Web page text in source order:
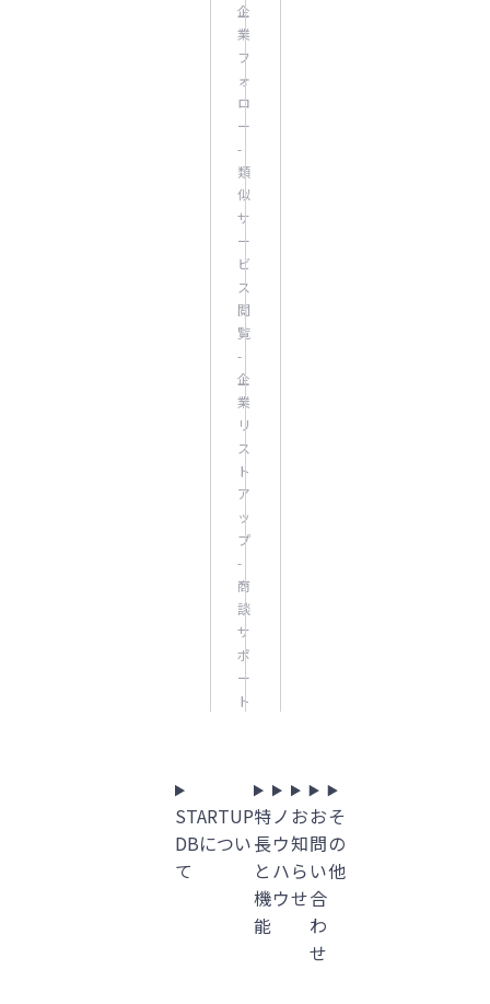
企
業
フ
ォ
ロ
ー
-
類
似
サ
ー
ビ
ス
閲
覧
-
企
業
リ
ス
ト
ア
ッ
プ
-
商
談
サ
ポ
ー
ト
STARTUP
DBについ
て
特
長
と
機
能
ノ
ウ
ハ
ウ
お
知
ら
せ
お
問
い
合
わ
せ
そ
の
他